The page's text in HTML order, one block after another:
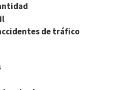
de tráfico